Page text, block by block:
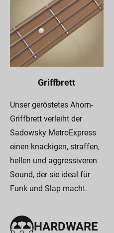
Griffbrett
Unser geröstetes Ahorn-
Griffbrett verleiht der
Sadowsky MetroExpress
einen knackigen, straffen,
hellen und aggressiveren
Sound, der sie ideal für
Funk und Slap macht.
HARDWARE